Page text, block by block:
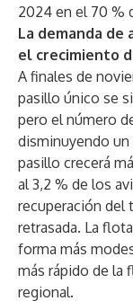
2024 en el 70 %
La demanda de
el crecimiento
A finales de
pasillo único se
pero el número
disminuyendo
pasillo crecerá
al 3,2 % de los
recuperación del
retrasada. La
forma más
más rápido de la
regional.